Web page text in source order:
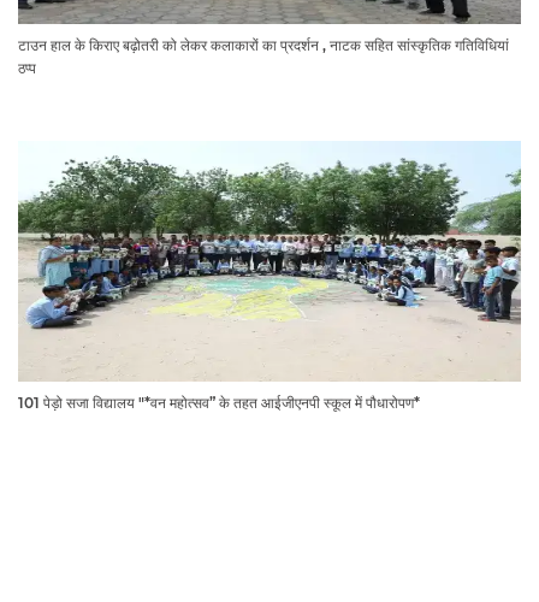
टाउन हाल के किराए बढ़ोतरी को लेकर कलाकारों का प्रदर्शन , नाटक सहित सांस्कृतिक गतिविधियां
ठप्प
101 पेड़ो सजा विद्यालय "*वन महोत्सव” के तहत आईजीएनपी स्कूल में पौधारोपण*